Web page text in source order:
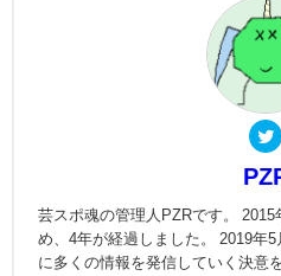
芸スポ魂の管理人PZRです。
め、4年が経過しました。 2019年
に多くの情報を発信していく決意